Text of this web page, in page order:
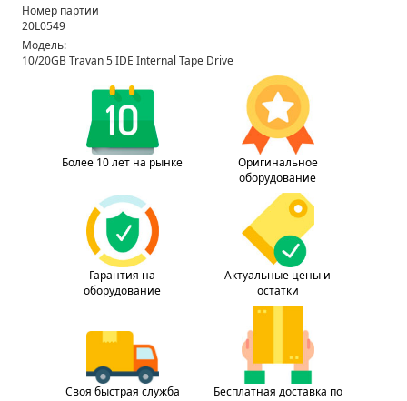
Номер партии
20L0549
Модель:
10/20GB Travan 5 IDE Internal Tape Drive
Более 10 лет на рынке
Оригинальное
оборудование
Гарантия на
оборудование
Актуальные цены и
остатки
Своя быстрая служба
Бесплатная доставка по